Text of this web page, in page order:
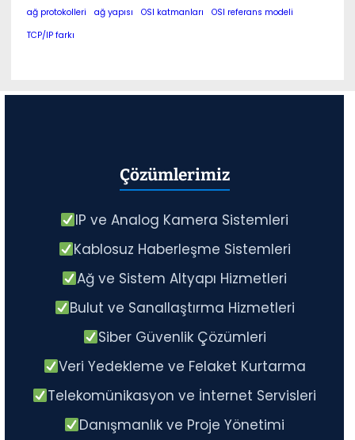
ağ protokolleri
ağ yapısı OSI katmanları
OSI referans modeli
TCP/IP farkı
Çözümlerimiz
IP ve Analog Kamera Sistemleri
Kablosuz Haberleşme Sistemleri
Ağ ve Sistem Altyapı Hizmetleri
Bulut ve Sanallaştırma Hizmetleri
Siber Güvenlik Çözümleri
Veri Yedekleme ve Felaket Kurtarma
Telekomünikasyon ve İnternet Servisleri
Danışmanlık ve Proje Yönetimi